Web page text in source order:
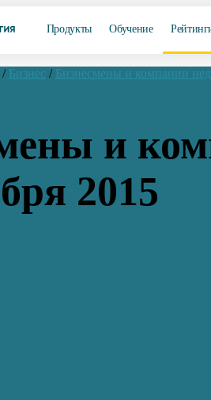
Продукты Обучение
/ Бизнес / Бизнесмены и компании
и
2015